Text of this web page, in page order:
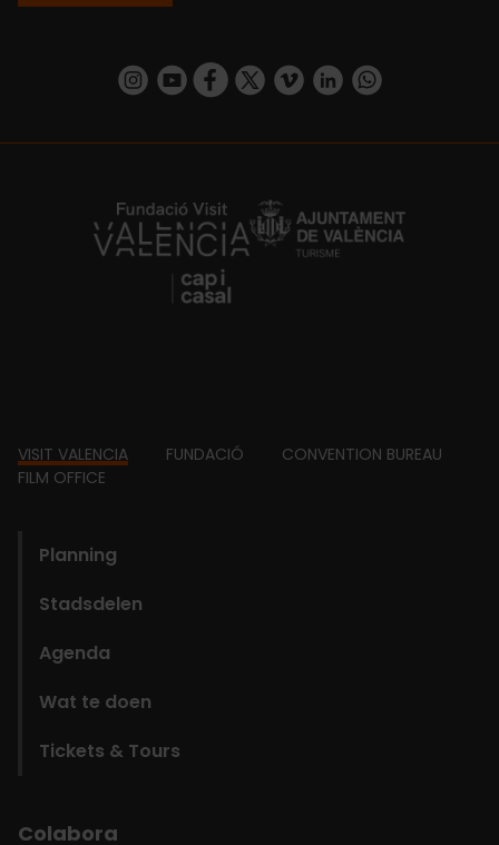
https://www.instagram.com/visit_valencia/
https://www.youtube.com/user/
https://www.facebook.com/
https://twitter.com/
https://vimeo.com/
https://www.linkedin.com/company/turismo-valencia/https://api.whatsapp.com/send/
https://fundacion.visitvalencia.com/
Footer
VISIT VALENCIA FUNDACIÓ
CONVENTION BUREAU
FILM OFFICE
Planning
Stadsdelen
Agenda
Wat te doen
Tickets & Tours
Colabora